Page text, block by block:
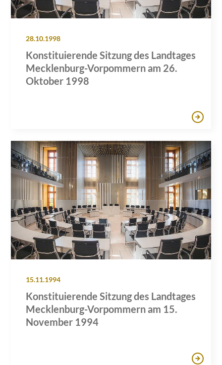
28.10.1998
Konstituierende Sitzung des Landtages
Mecklenburg-Vorpommern am 26.
Oktober 1998
15.11.1994
Konstituierende Sitzung des Landtages
Mecklenburg-Vorpommern am 15.
November 1994